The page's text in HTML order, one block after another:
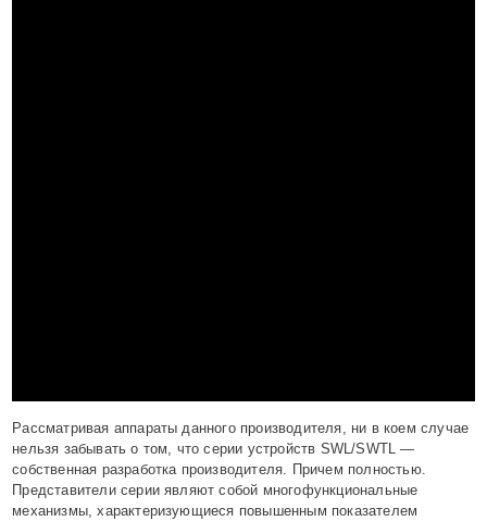
Рассматривая аппараты данного производителя, ни в коем случае
нельзя забывать о том, что серии устройств SWL/SWTL —
собственная разработка производителя. Причем полностью.
Представители серии являют собой многофункциональные
механизмы, характеризующиеся повышенным показателем